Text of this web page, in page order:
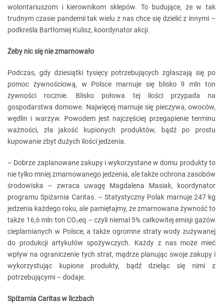
wolontariuszom i kierownikom sklepów. To budujące, że w tak
trudnym czasie pandemii tak wielu z nas chce się dzielić z innymi –
podkreśla Bartłomiej Kulisz, koordynator akcji.
Żeby nic się nie zmarnowało
Podczas, gdy dziesiątki tysięcy potrzebujących zgłaszają się po
pomoc żywnościową, w Polsce marnuje się blisko 9 mln ton
żywności rocznie. Blisko połowa tej ilości przypada na
gospodarstwa domowe. Najwięcej marnuje się pieczywa, owoców,
wędlin i warzyw. Powodem jest najczęściej przegapienie terminu
ważności, zła jakość kupionych produktów, bądź po prostu
kupowanie zbyt dużych ilości jedzenia.
– Dobrze zaplanowane zakupy i wykorzystane w domu produkty to
nie tylko mniej zmarnowanego jedzenia, ale także ochrona zasobów
środowiska – zwraca uwagę Magdalena Masiak, koordynator
programu Spiżarnia Caritas. – Statystyczny Polak marnuje 247 kg
jedzenia każdego roku, ale pamiętajmy, że zmarnowana żywność to
także 16,6 mln ton CO₂eq – czyli niemal 5% całkowitej emisji gazów
cieplarnianych w Polsce, a także ogromne straty wody zużywanej
do produkcji artykułów spożywczych. Każdy z nas może mieć
wpływ na ograniczenie tych strat, mądrze planując swoje zakupy i
wykorzystując kupione produkty, bądź dzieląc się nimi z
potrzebującymi – dodaje.
Spiżarnia Caritas w liczbach